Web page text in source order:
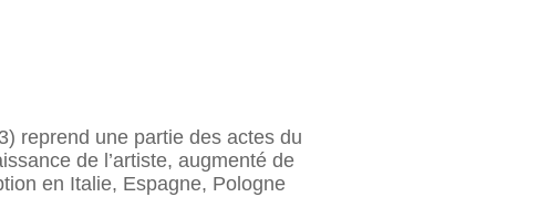
reprend une partie des actes du
de l’artiste, augmenté de
en Italie, Espagne, Pologne